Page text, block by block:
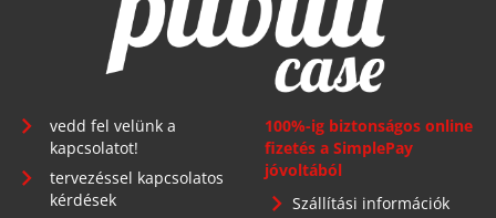
vedd fel velünk a
kapcsolatot!
tervezéssel kapcsolatos
kérdések
100%-ig biztonságos online
fizetés a SimplePay
jóvoltából
Szállítási információk